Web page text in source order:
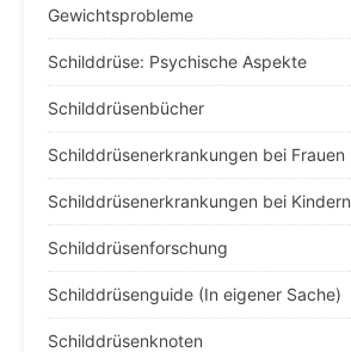
Gewichtsprobleme
Schilddrüse: Psychische Aspekte
Schilddrüsenbücher
Schilddrüsenerkrankungen bei Frauen
Schilddrüsenerkrankungen bei Kindern
Schilddrüsenforschung
Schilddrüsenguide (In eigener Sache)
Schilddrüsenknoten